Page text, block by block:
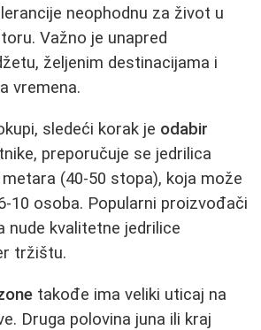
neophodnu za život u
Važno je unapred
željenim destinacijama i
vremena.
sledeći korak je odabir
preporučuje se jedrilica
(40-50 stopa), koja može
10 osoba. Popularni proizvođači
nude kvalitetne jedrilice
tržištu.
takođe ima veliki uticaj na
Druga polovina juna ili kraj